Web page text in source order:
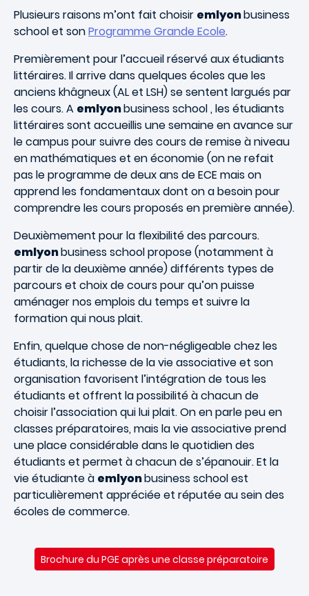
Plusieurs raisons m’ont fait choisir emlyonbusiness
school et sonProgramme Grande Ecole.
Premièrement pour l’accueil réservé aux étudiants
littéraires. Il arrive dans quelques écoles que les
anciens khâgneux (AL et LSH) se sentent largués par
les cours. A emlyonbusiness school , les étudiants
littéraires sont accueillis une semaine en avance sur
le campus pour suivre des cours de remise à niveau
en mathématiques et en économie (on ne refait
pas le programme de deux ans de ECE mais on
apprend les fondamentaux dont on a besoin pour
comprendre les cours proposés en première année).
Deuxièmement pour la flexibilité des parcours.
emlyonbusiness school propose (notamment à
partir de la deuxième année) différents types de
parcours et choix de cours pour qu’on puisse
aménager nos emplois du temps et suivre la
formation qui nous plait.
Enfin, quelque chose de non-négligeable chez les
étudiants, la richesse de la vie associative et son
organisation favorisent l’intégration de tous les
étudiants et offrent la possibilité à chacun de
choisir l’association qui lui plait. On en parle peu en
classes préparatoires, mais la vie associative prend
une place considérable dans le quotidien des
étudiants et permet à chacun de s’épanouir. Et la
vie étudiante à emlyonbusiness school est
particulièrement appréciée et réputée au sein des
écoles de commerce.
Brochure du PGE après une classe préparatoire